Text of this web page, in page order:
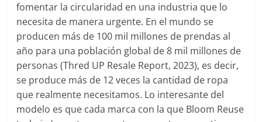
fomentar la circularidad en una industria que lo
necesita de manera urgente. En el mundo se
producen más de 100 mil millones de prendas al
año para una población global de 8 mil millones de
personas (Thred UP Resale Report, 2023), es decir,
se produce más de 12 veces la cantidad de ropa
que realmente necesitamos. Lo interesante del
modelo es que cada marca con la que Bloom Reuse